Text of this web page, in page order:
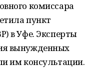
комиссара
пункт
в Уфе. Эксперты
вынужденных
им консультации.